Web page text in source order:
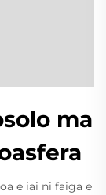
ma
e iai ni faiga e